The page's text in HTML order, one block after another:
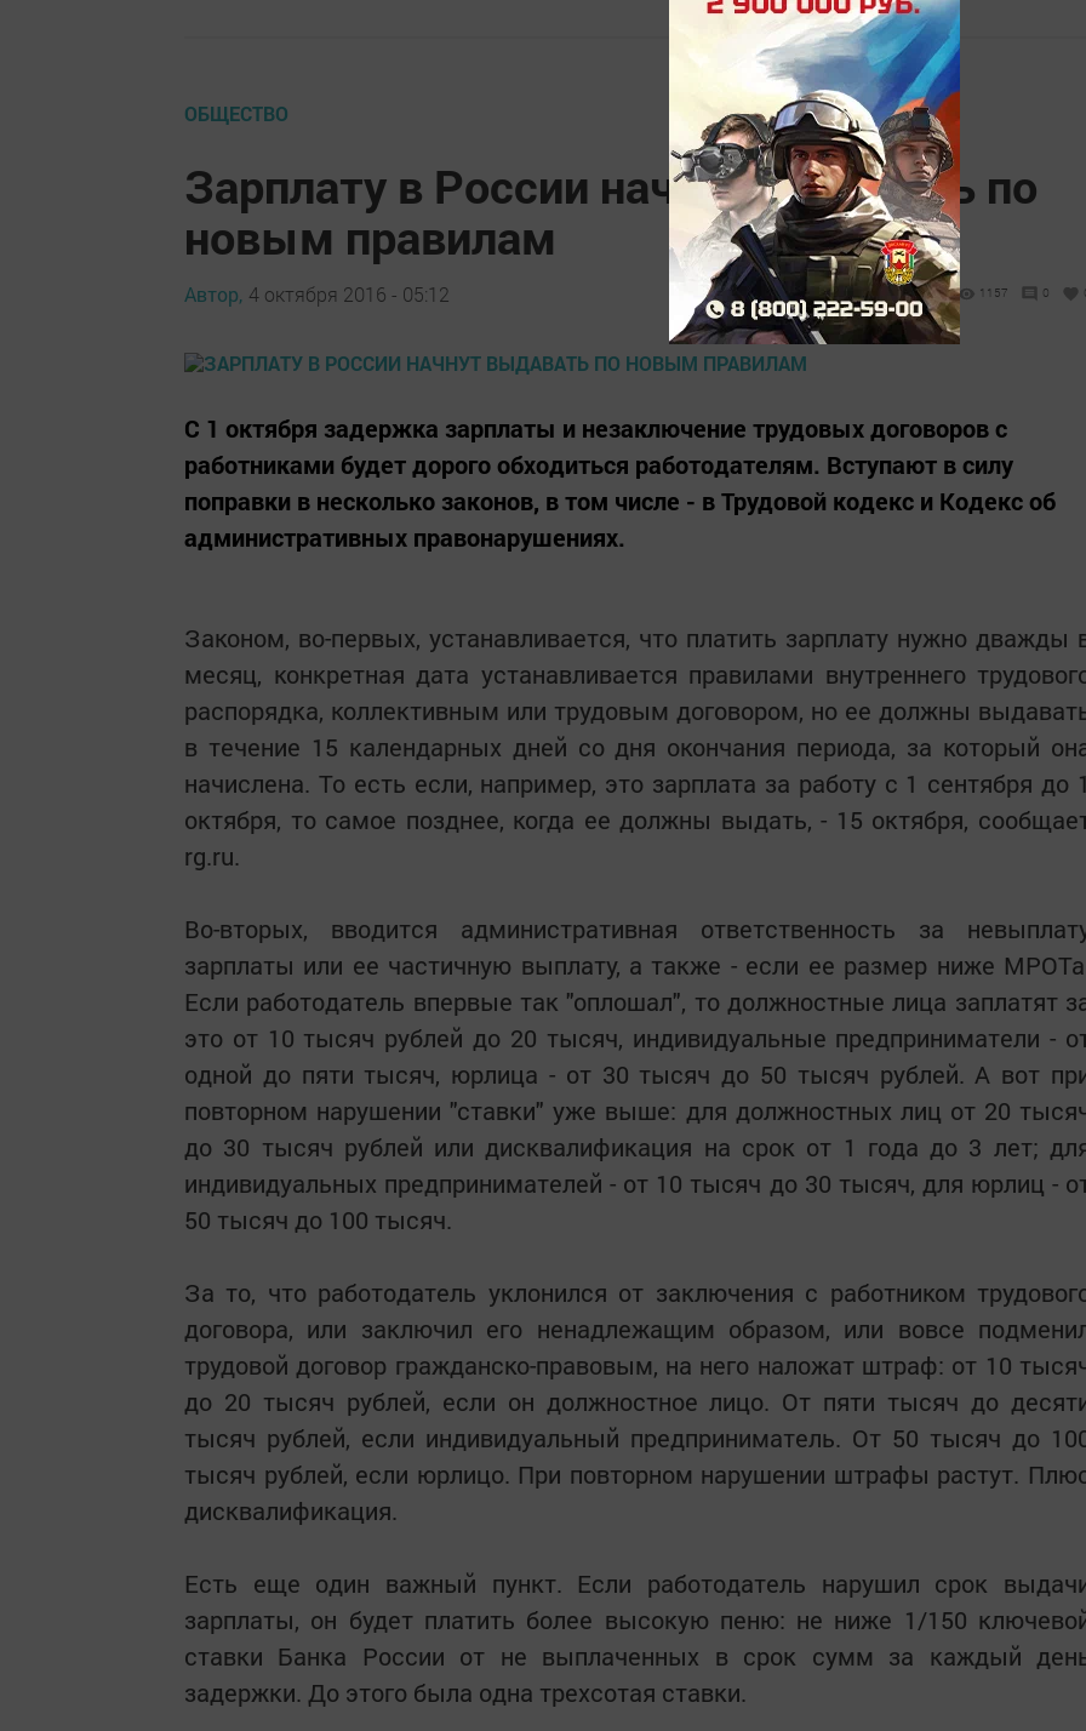
ОБЩЕСТВО
Зарплату в России начнут выдавать по
новым правилам
Автор, 4 октября 2016 - 05:12 1157 0
С 1 октября задержка зарплаты и незаключение трудовых договоров с
работниками будет дорого обходиться работодателям. Вступают в силу
поправки в несколько законов, в том числе - в Трудовой кодекс и Кодекс об
административных правонарушениях.
Законом, во-первых, устанавливается, что платить зарплату нужно дважды
месяц, конкретная дата устанавливается правилами внутреннего
распорядка, коллективным или трудовым договором, но ее должны
в течение 15 календарных дней со дня окончания периода, за который
начислена. То есть если, например, это зарплата за работу с 1 сентября до
октября, то самое позднее, когда ее должны выдать, - 15 октября,
rg.ru.
Во-вторых, вводится административная ответственность за
зарплаты или ее частичную выплату, а также - если ее размер ниже
Если работодатель впервые так "оплошал", то должностные лица заплатят
это от 10 тысяч рублей до 20 тысяч, индивидуальные предприниматели -
одной до пяти тысяч, юрлица - от 30 тысяч до 50 тысяч рублей. А вот
повторном нарушении "ставки" уже выше: для должностных лиц от 20
до 30 тысяч рублей или дисквалификация на срок от 1 года до 3 лет;
индивидуальных предпринимателей - от 10 тысяч до 30 тысяч, для юрлиц -
50 тысяч до 100 тысяч.
За то, что работодатель уклонился от заключения с работником
договора, или заключил его ненадлежащим образом, или вовсе
трудовой договор гражданско-правовым, на него наложат штраф: от 10
до 20 тысяч рублей, если он должностное лицо. От пяти тысяч до
тысяч рублей, если индивидуальный предприниматель. От 50 тысяч до
тысяч рублей, если юрлицо. При повторном нарушении штрафы растут.
дисквалификация.
Есть еще один важный пункт. Если работодатель нарушил срок
зарплаты, он будет платить более высокую пеню: не ниже 1/150
ставки Банка России от не выплаченных в срок сумм за каждый
задержки. До этого была одна трехсотая ставки.